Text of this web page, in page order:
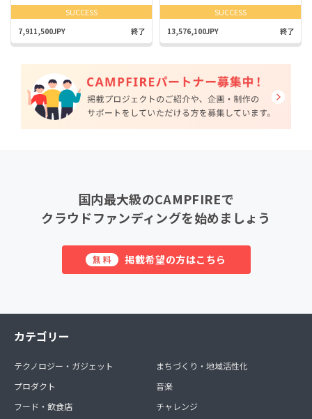
SUCCESS
7,911,500JPY 終了
SUCCESS
13,576,100JPY 終了
国内最大級のCAMPFIREで
クラウドファンディングを始めましょう
無料 掲載希望の方はこちら
カテゴリー
テクノロジー・ガジェット
プロダクト
フード・飲食店
まちづくり・地域活性化
音楽
チャレンジ